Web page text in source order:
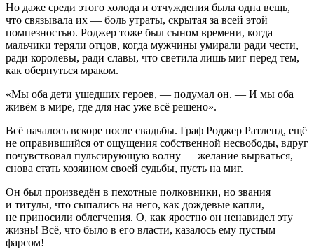
Но даже среди этого холода и отчуждения была одна вещь,
что связывала их — боль утраты, скрытая за всей этой
помпезностью. Роджер тоже был сыном времени, когда
мальчики теряли отцов, когда мужчины умирали ради чести,
ради королевы, ради славы, что светила лишь миг перед тем,
как обернуться мраком.
«Мы оба дети ушедших героев, — подумал он. — И мы оба
живём в мире, где для нас уже всё решено».
Всё началось вскоре после свадьбы. Граф Роджер Ратленд, ещё
не оправившийся от ощущения собственной несвободы, вдруг
почувствовал пульсирующую волну — желание вырваться,
снова стать хозяином своей судьбы, пусть на миг.
Он был произведён в пехотные полковники, но звания
и титулы, что сыпались на него, как дождевые капли,
не приносили облегчения. О, как яростно он ненавидел эту
жизнь! Всё, что было в его власти, казалось ему пустым
фарсом!